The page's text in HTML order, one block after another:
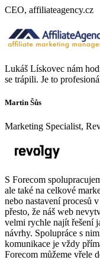
CEO, affiliateagency.cz
Lukáš Lískovec nám
se trápili. Je to
Martin Šůs
Marketing Specialist,
S Forecom
ale také na celkové
nebo nastavení procesů
přesto, že náš web
velmi rychle najít řešení
návrhy. Spolupráce s
komunikace je vždy
Forecom můžeme vřele